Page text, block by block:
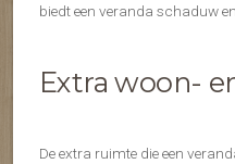
biedt een veranda schaduw
Extra woon-
De extra ruimte die een